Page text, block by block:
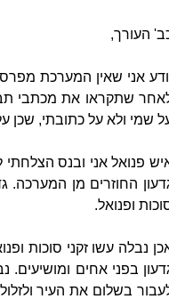
העורך,
אני שאין המערכת
שתקראו את מכתבי
שמי ולא על כתובתי, שכן
פנואל אני ובנס
החוזרים מן המערכה.
ופנואל.
נבלה עשו זקני סוכות
בפני אחים ומושיעים.
בשלום את העיר